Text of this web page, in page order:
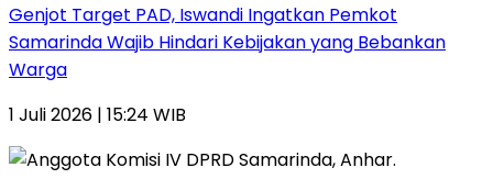
Genjot Target PAD, Iswandi Ingatkan Pemkot
Samarinda Wajib Hindari Kebijakan yang Bebankan
Warga
1 Juli 2026 | 15:24 WIB